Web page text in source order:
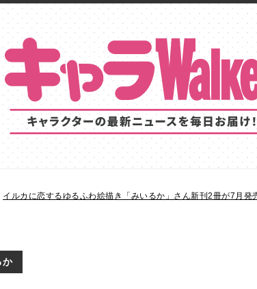
イルカに恋するゆるふわ絵描き「みいるか」さん新刊2冊が7月発
か